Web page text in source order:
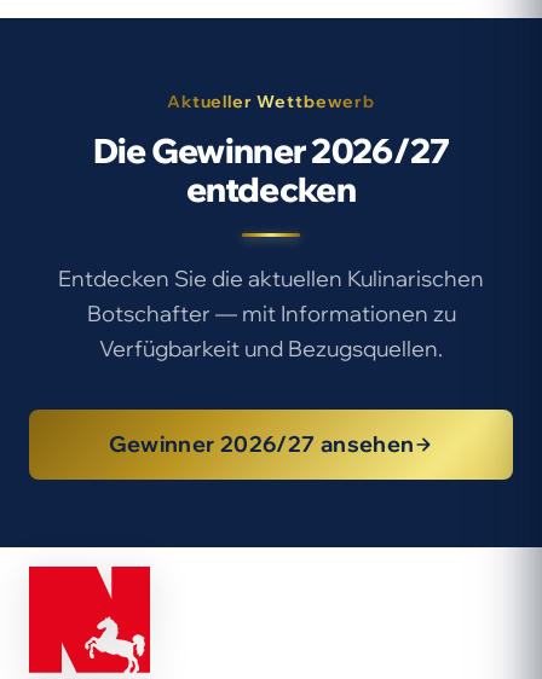
Aktueller Wettbewerb
Die Gewinner 2026/27
entdecken
Entdecken Sie die aktuellen Kulinarischen
Botschafter — mit Informationen zu
Verfügbarkeit und Bezugsquellen.
Gewinner 2026/27 ansehen